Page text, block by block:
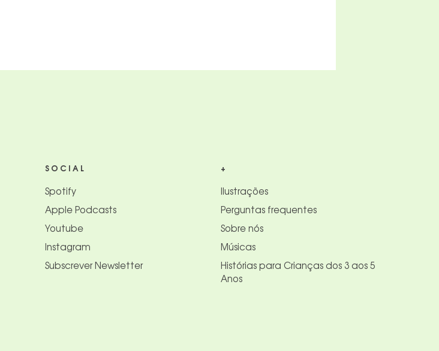
SOCIAL
Spotify
Apple Podcasts
Youtube
Instagram
Subscrever Newsletter
+
Ilustrações
Perguntas frequentes
Sobre nós
Músicas
Histórias para Crianças dos 3 aos 5
Anos